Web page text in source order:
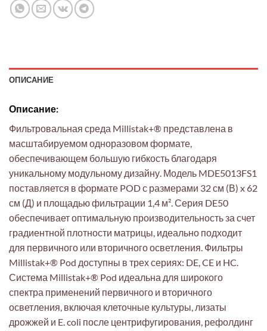
ОПИСАНИЕ
Описание:
Фильтровальная среда Millistak+® представлена в
масштабируемом одноразовом формате,
обеспечивающем большую гибкость благодаря
уникальному модульному дизайну. Модель MDE5013FS1
поставляется в формате POD с размерами 32 см (В) x 62
см (Д) и площадью фильтрации 1,4 м². Серия DE50
обеспечивает оптимальную производительность за счет
градиентной плотности матрицы, идеально подходит
для первичного или вторичного осветления. Фильтры
Millistak+® Pod доступны в трех сериях: DE, CE и HC.
Система Millistak+® Pod идеальна для широкого
спектра применений первичного и вторичного
осветления, включая клеточные культуры, лизаты
дрожжей и E. coli после центрифугирования, рефолдинг